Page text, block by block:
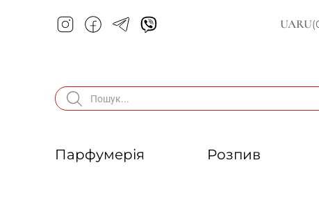
UARU
Парфумерія Розпив